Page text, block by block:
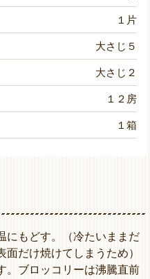
１片
大さじ５
大さじ２
１２房
１箱
にもどす。（冷たいままだ
だけ焼けてしまうため）
。ブロッコリーは沸騰直前